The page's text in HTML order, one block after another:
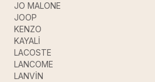
JO MALONE
JOOP
KENZO
KAYALİ
LACOSTE
LANCOME
LANVİN